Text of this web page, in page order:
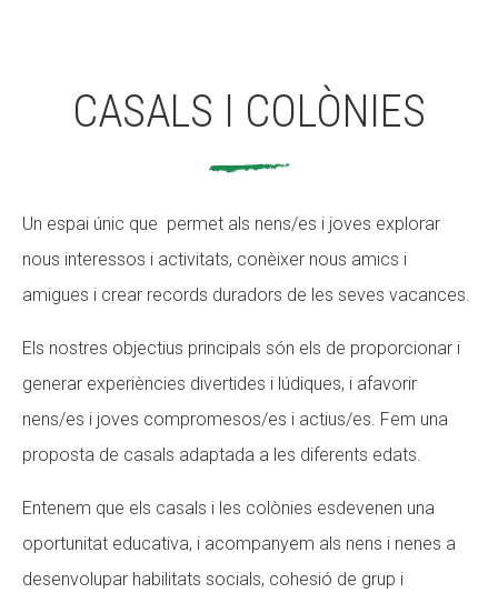
CASALS I COLÒNIES
Un espai únic que permet als nens/es i joves explorar
nous interessos i activitats, conèixer nous amics i
amigues i crear records duradors de les seves vacances.
Els nostres objectius principals són els de proporcionar i
generar experiències divertides i lúdiques, i afavorir
nens/es i joves compromesos/es i actius/es. Fem una
proposta de casals adaptada a les diferents edats.
Entenem que els casals i les colònies esdevenen una
oportunitat educativa, i acompanyem als nens i nenes a
desenvolupar habilitats socials, cohesió de grup i